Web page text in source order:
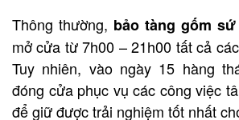
Thông thường, bảo tàng gốm
mở cửa từ 7h00 – 21h00 tất cả
Tuy nhiên, vào ngày 15 hàng
đóng cửa phục vụ các công việc
để giữ được trải nghiệm tốt nhất